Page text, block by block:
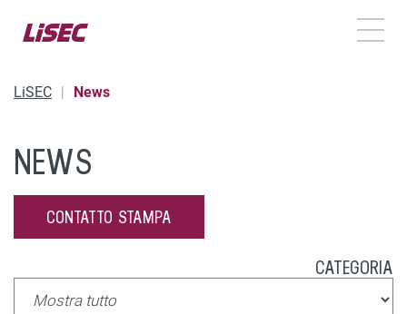
LiSEC News
NEWS
CONTATTO STAMPA
CATEGORIA